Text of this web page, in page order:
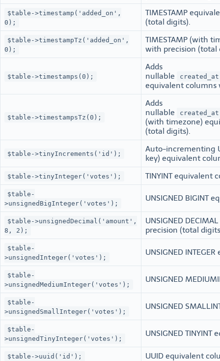
$table->timestamp('added_on',
0);
TIMESTAMP
(total digits).
$table->timestampTz('added_on',
0);
TIMESTAMP (with
with precision (total
$table->timestamps(0);
Adds
nullable
created_at
equivalent columns
$table->timestampsTz(0);
Adds
nullable
created_at
(with timezone)
(total digits).
$table->tinyIncrements('id');
Auto-incrementing
key) equivalent
$table->tinyInteger('votes'); TINYINT equivalent
$table-
>unsignedBigInteger('votes');
UNSIGNED BIGINT
$table->unsignedDecimal('amount',
8, 2);
UNSIGNED
precision (total
$table-
>unsignedInteger('votes');
UNSIGNED
$table-
>unsignedMediumInteger('votes');
UNSIGNED
$table-
>unsignedSmallInteger('votes');
UNSIGNED
$table-
>unsignedTinyInteger('votes');
UNSIGNED
$table->uuid('id'); UUID equivalent